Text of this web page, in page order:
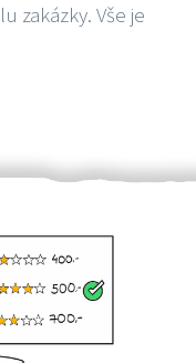
zakázky. Vše je